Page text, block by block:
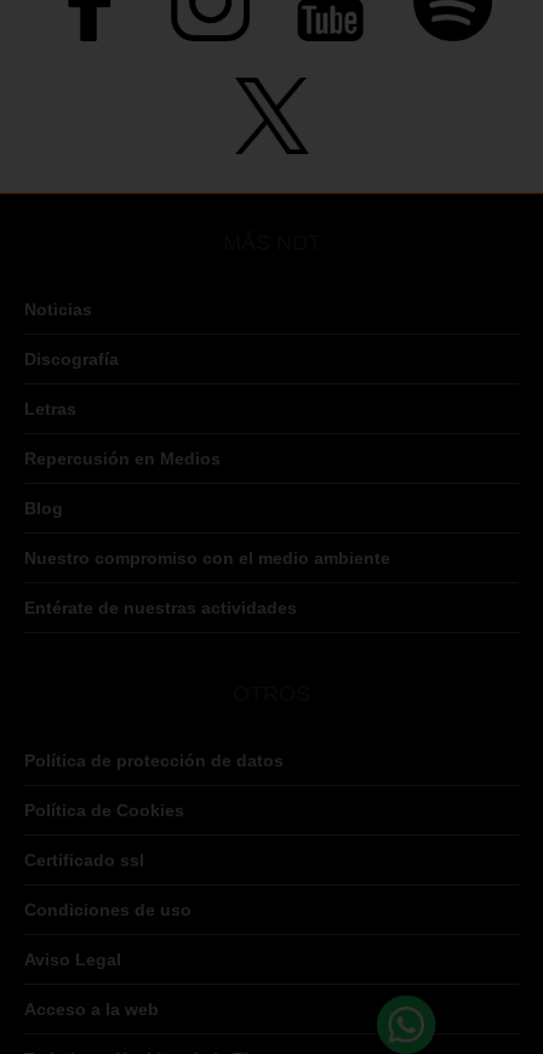
Noticias
Discografía
Letras
Repercusión en Medios
Blog
Nuestro compromiso con el medio ambiente
Entérate de nuestras actividades
Política de protección de datos
Política de Cookies
Certificado ssl
Condiciones de uso
Aviso Legal
Acceso a la web